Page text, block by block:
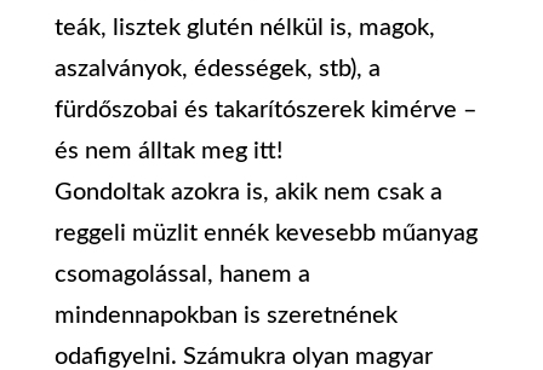
teák, lisztek glutén nélkül is, magok,
aszalványok, édességek, stb), a
fürdőszobai és takarítószerek kimérve –
és nem álltak meg itt!
Gondoltak azokra is, akik nem csak a
reggeli müzlit ennék kevesebb műanyag
csomagolással, hanem a
mindennapokban is szeretnének
odafigyelni. Számukra olyan magyar